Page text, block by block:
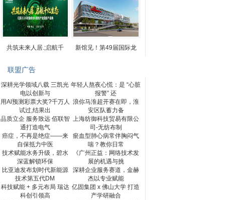
共筑未来人居.;启航千 新馆见！第49届国际龙
联盟广告
深耕光学领域八载 三凯光
电以创新与
年轻人熬夜心慌：是 “心脏
报警” 还
用Al预测彩票大奖?千万人
试过,结果出
浪你马淮超开赛在即，淮
安区队蓄力备
品质立企 服务致远 佰联智
通打造电气
上海纺御科技贸易有限公
司-无纺布制
癌症，不再是绝症——来
自保抵力中医
瘀血型肺心病常伴胸闷气
喘？教你日常
技术赋能水务升级，碧水
深蓝解锁环保
《广州正益：网络技术发
展的机遇与挑
比亚迪发布划时代新能源
技术第五代DM
深耕企业服务赛道，金赫
杰以专业赋能
科技赋能 + 多元布局 瑞达
科创引领高
亿固集团 x 佛山大学 打造
产学研融合